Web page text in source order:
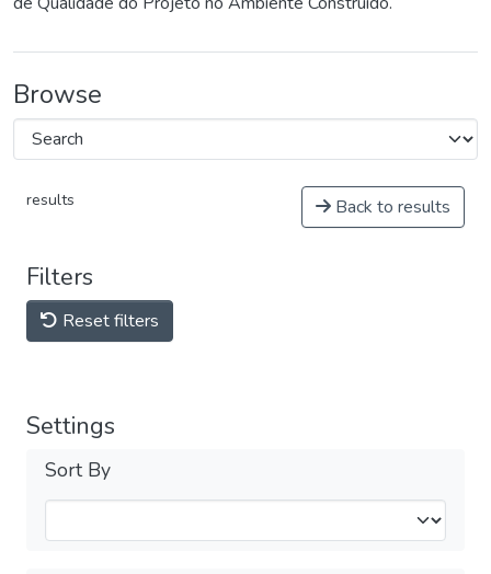
Browse
results Back to results
Filters
Reset filters
Settings
Sort By